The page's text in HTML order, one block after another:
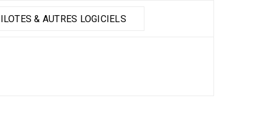
& AUTRES LOGICIELS